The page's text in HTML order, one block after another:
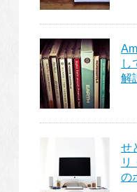
し
解
せ
リ
の